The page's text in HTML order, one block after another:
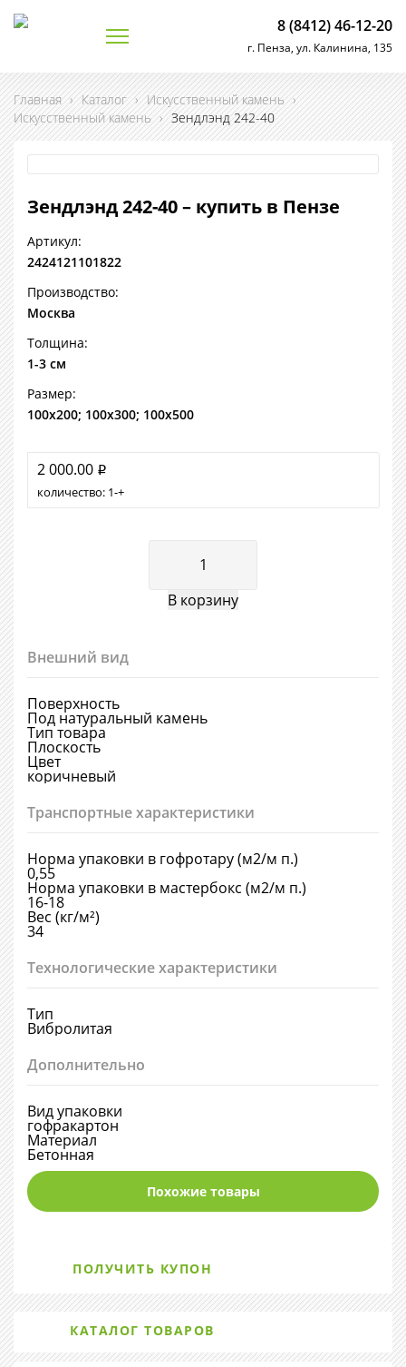
8 (8412) 46-12-20
г. Пенза, ул. Калинина, 135
Главная › Каталог › Искусственный камень ›
Искусственный камень › Зендлэнд 242-40
Зендлэнд 242-40 – купить в Пензе
Артикул:
2424121101822
Производство:
Москва
Толщина:
1-3 см
Размер:
100х200; 100х300; 100х500
2 000.00 i
количество: 1 +
Внешний вид
Поверхность
Под натуральный камень
Тип товара
Плоскость
Цвет
коричневый
Транспортные характеристики
Норма упаковки в гофротару (м2/м п.)
0,55
Норма упаковки в мастербокс (м2/м п.)
16-18
Вес (кг/м²)
34
Технологические характеристики
Тип
Вибролитая
Дополнительно
Вид упаковки
гофракартон
Материал
Бетонная
Похожие товары
ПОЛУЧИТЬ КУПОН
КАТАЛОГ ТОВАРОВ